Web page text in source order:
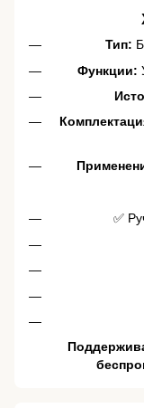
Тип:
Функции:
✅